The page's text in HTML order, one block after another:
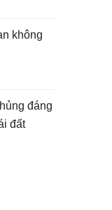
không
đáng
đất